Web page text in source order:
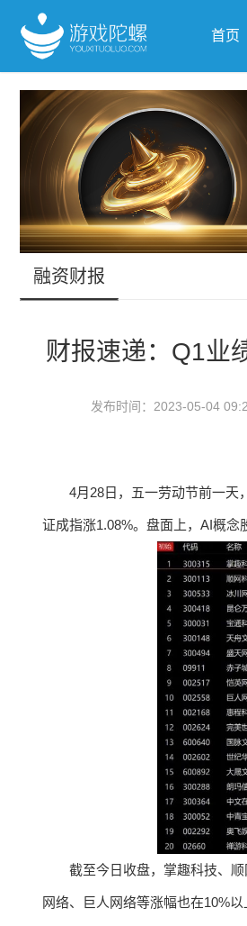
首页
抢滩
跨界
融资财报
财报速递：Q1业
发布时间：2023-05-04
4月28日，五一劳动节前一天
证成指涨1.08%。盘面上，AI概念
截至今日收盘，掌趣科技、
网络、巨人网络等涨幅也在10%以